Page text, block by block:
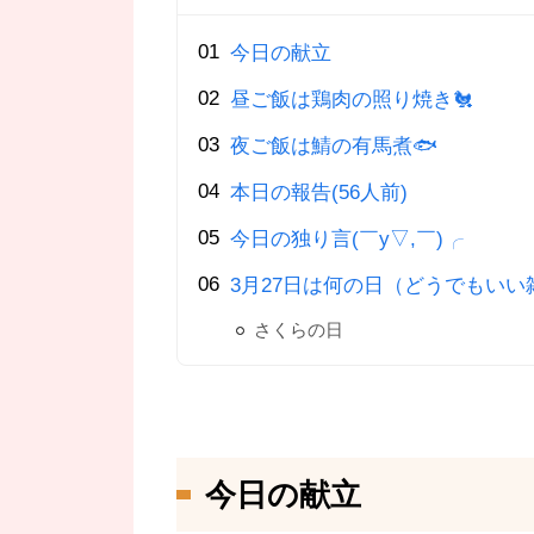
今日の献立
昼ご飯は鶏肉の照り焼き🐔
夜ご飯は鯖の有馬煮🐟
本日の報告(56人前)
今日の独り言(￣y▽,￣)╭
3月27日は何の日（どうでもいい
さくらの日
今日の献立